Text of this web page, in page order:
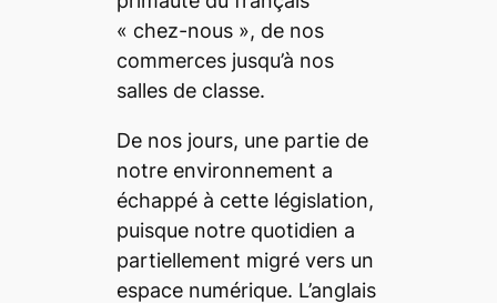
« chez-nous », de nos
commerces jusqu’à nos
salles de classe.
De nos jours, une partie de
notre environnement a
échappé à cette législation,
puisque notre quotidien a
partiellement migré vers un
espace numérique. L’anglais